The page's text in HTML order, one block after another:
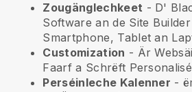
Zougänglechkeet - D'
Software an de Site
Smartphone, Tablet an
Customization - Är
Faarf a Schrëft
Perséinleche Kalenner -